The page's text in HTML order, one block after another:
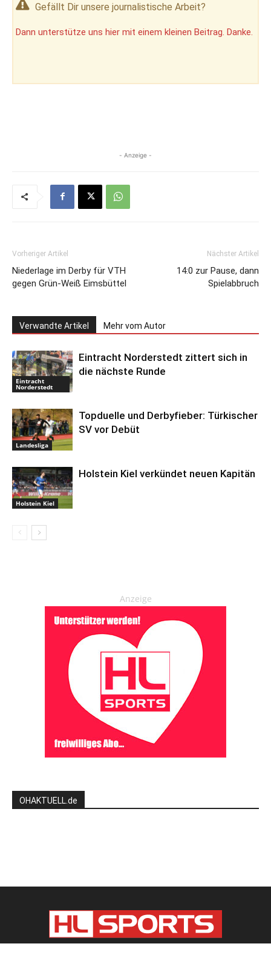
Gefällt Dir unsere journalistische Arbeit?
Dann unterstütze uns hier mit einem kleinen Beitrag. Danke.
- Anzeige -
Vorheriger Artikel
Niederlage im Derby für VTH
gegen Grün-Weiß Eimsbüttel
Nächster Artikel
14:0 zur Pause, dann
Spielabbruch
Verwandte Artikel Mehr vom Autor
Eintracht
Norderstedt
Eintracht Norderstedt zittert sich in
die nächste Runde
Landesliga
Topduelle und Derbyfieber: Türkischer
SV vor Debüt
Holstein Kiel
Holstein Kiel verkündet neuen Kapitän
Anzeige
OHAKTUELL.de